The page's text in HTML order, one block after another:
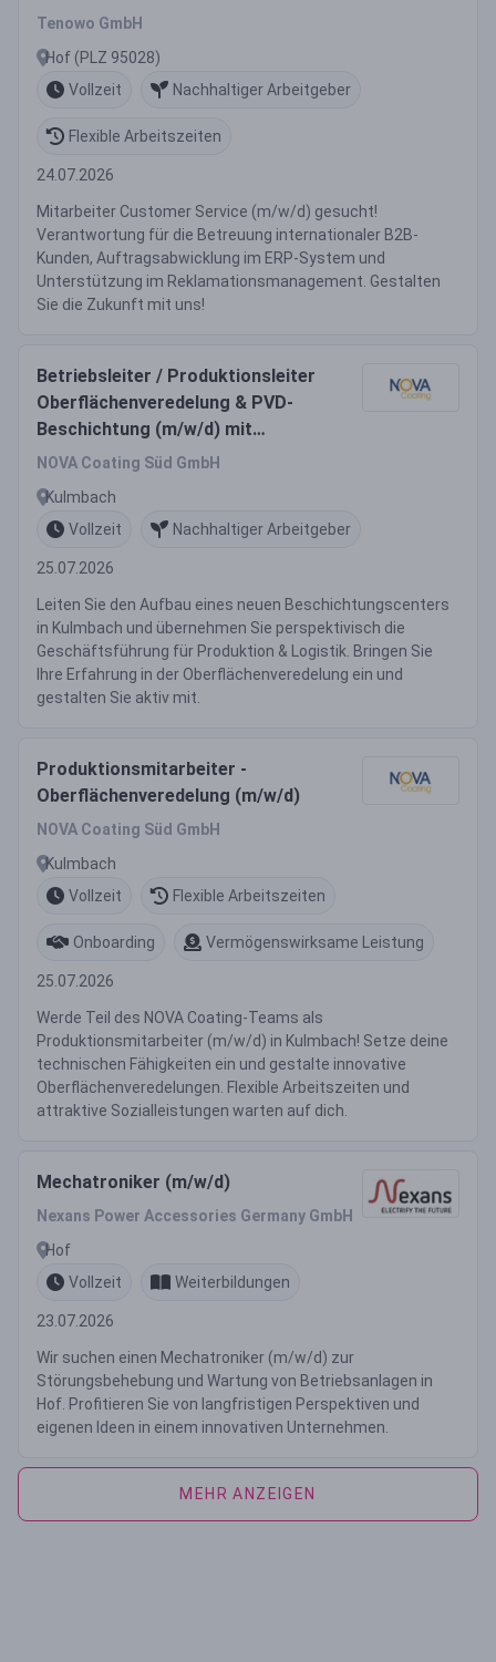
Tenowo GmbH
Hof (PLZ 95028)
Vollzeit
Nachhaltiger Arbeitgeber
Flexible Arbeitszeiten
24.07.2026
Mitarbeiter Customer Service (m/w/d) gesucht!
Verantwortung für die Betreuung internationaler B2B-
Kunden, Auftragsabwicklung im ERP-System und
Unterstützung im Reklamationsmanagement. Gestalten
Sie die Zukunft mit uns!
Betriebsleiter / Produktionsleiter
Oberflächenveredelung & PVD-
Beschichtung (m/w/d) mit
Perspektive Geschäftsführung
NOVA Coating Süd GmbH
Kulmbach
Vollzeit
Nachhaltiger Arbeitgeber
25.07.2026
Leiten Sie den Aufbau eines neuen Beschichtungscenters
in Kulmbach und übernehmen Sie perspektivisch die
Geschäftsführung für Produktion & Logistik. Bringen Sie
Ihre Erfahrung in der Oberflächenveredelung ein und
gestalten Sie aktiv mit.
Produktionsmitarbeiter -
Oberflächenveredelung (m/w/d)
NOVA Coating Süd GmbH
Kulmbach
Vollzeit
Flexible Arbeitszeiten
Onboarding Vermögenswirksame Leistung
25.07.2026
Werde Teil des NOVA Coating-Teams als
Produktionsmitarbeiter (m/w/d) in Kulmbach! Setze deine
technischen Fähigkeiten ein und gestalte innovative
Oberflächenveredelungen. Flexible Arbeitszeiten und
attraktive Sozialleistungen warten auf dich.
Mechatroniker (m/w/d)
Nexans Power Accessories Germany GmbH
Hof
Vollzeit
Weiterbildungen
23.07.2026
Wir suchen einen Mechatroniker (m/w/d) zur
Störungsbehebung und Wartung von Betriebsanlagen in
Hof. Profitieren Sie von langfristigen Perspektiven und
eigenen Ideen in einem innovativen Unternehmen.
MEHR ANZEIGEN